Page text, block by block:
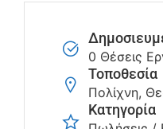
0 Θέσεις
Τοποθεσία
Πολίχνη,
Κατηγορία